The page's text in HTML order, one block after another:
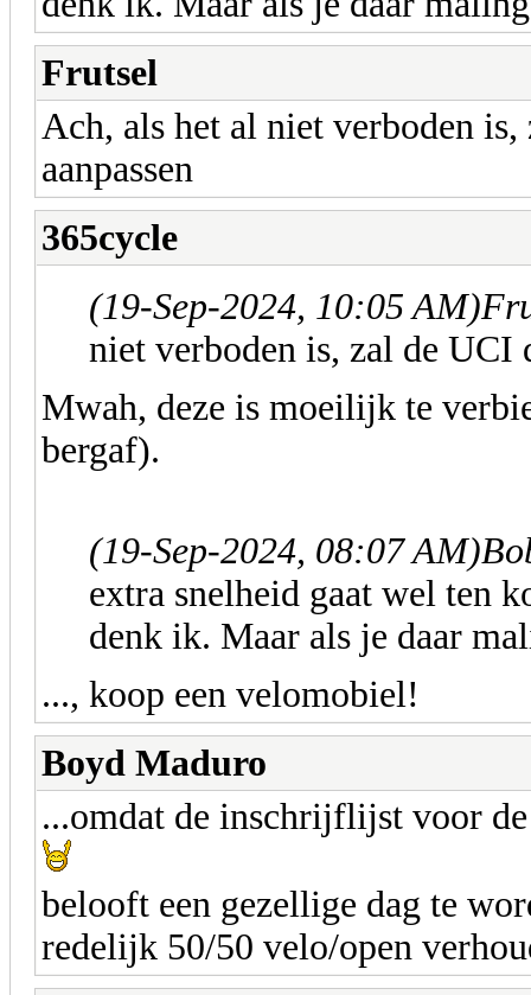
Frutsel
Ach, als het al niet verboden
aanpassen
365cycle
(19-Sep-2024, 10:05 AM)
niet verboden is, zal de UCI
Mwah, deze is moeilijk te
bergaf).
(19-Sep-2024, 08:07 AM)
extra snelheid gaat wel ten
denk ik. Maar als je daar
..., koop een velomobiel!
Boyd Maduro
...omdat de inschrijflijst voor
belooft een gezellige dag te
redelijk 50/50 velo/open